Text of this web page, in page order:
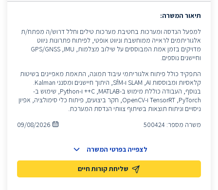
תיאור המשרה:
למפעל הנדסה ומערכות בחטיבת מערכות טילים וחלל דרוש/ה מפתח/ת
אלגוריתמים לראייה ממוחשבת וניווט אופטי, לפיתוח פתרונות ניווט
מדויקים בזמן אמת המבוססים על שילוב מצלמות, IMU, ‏GPS/GNSS
וחיישנים נוספים.
התפקיד כולל פיתוח אלגוריתמי עיבוד תמונה, התאמת מאפיינים בשיטות
קלאסיות ומבוססות AI, ‏SLAM ו-SfM, היתוך חיישנים ומסנני Kalman.
בנוסף, העבודה כוללת מימוש ב-MATLAB, ‏C++ ו-Python, שימוש ב-
PyTorch, ‏TensorRT ו-OpenCV, חקר ביצועים, פיתוח כלי סימולציה, אפיון
ניסויים וניתוח תוצאות בשיתוף צוותי הנדסת המערכת.
משרה מספר: 500424
09/08/2026
שליחת קורות חיים
לצפייה בפרטי המשרה